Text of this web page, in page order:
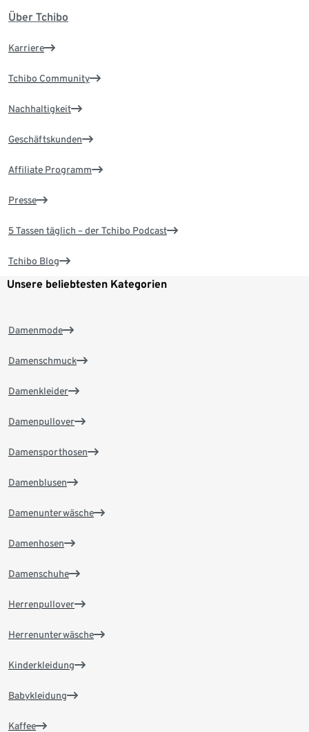
Über Tchibo
Karriere
Tchibo Community
Nachhaltigkeit
Geschäftskunden
Affiliate Programm
Presse
5 Tassen täglich – der Tchibo Podcast
Tchibo Blog
Unsere beliebtesten Kategorien
Damenmode
Damenschmuck
Damenkleider
Damenpullover
Damensporthosen
Damenblusen
Damenunterwäsche
Damenhosen
Damenschuhe
Herrenpullover
Herrenunterwäsche
Kinderkleidung
Babykleidung
Kaffee